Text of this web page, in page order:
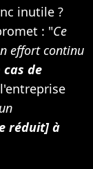
inutile ?
: "Ce
effort continu
de
réduit] à